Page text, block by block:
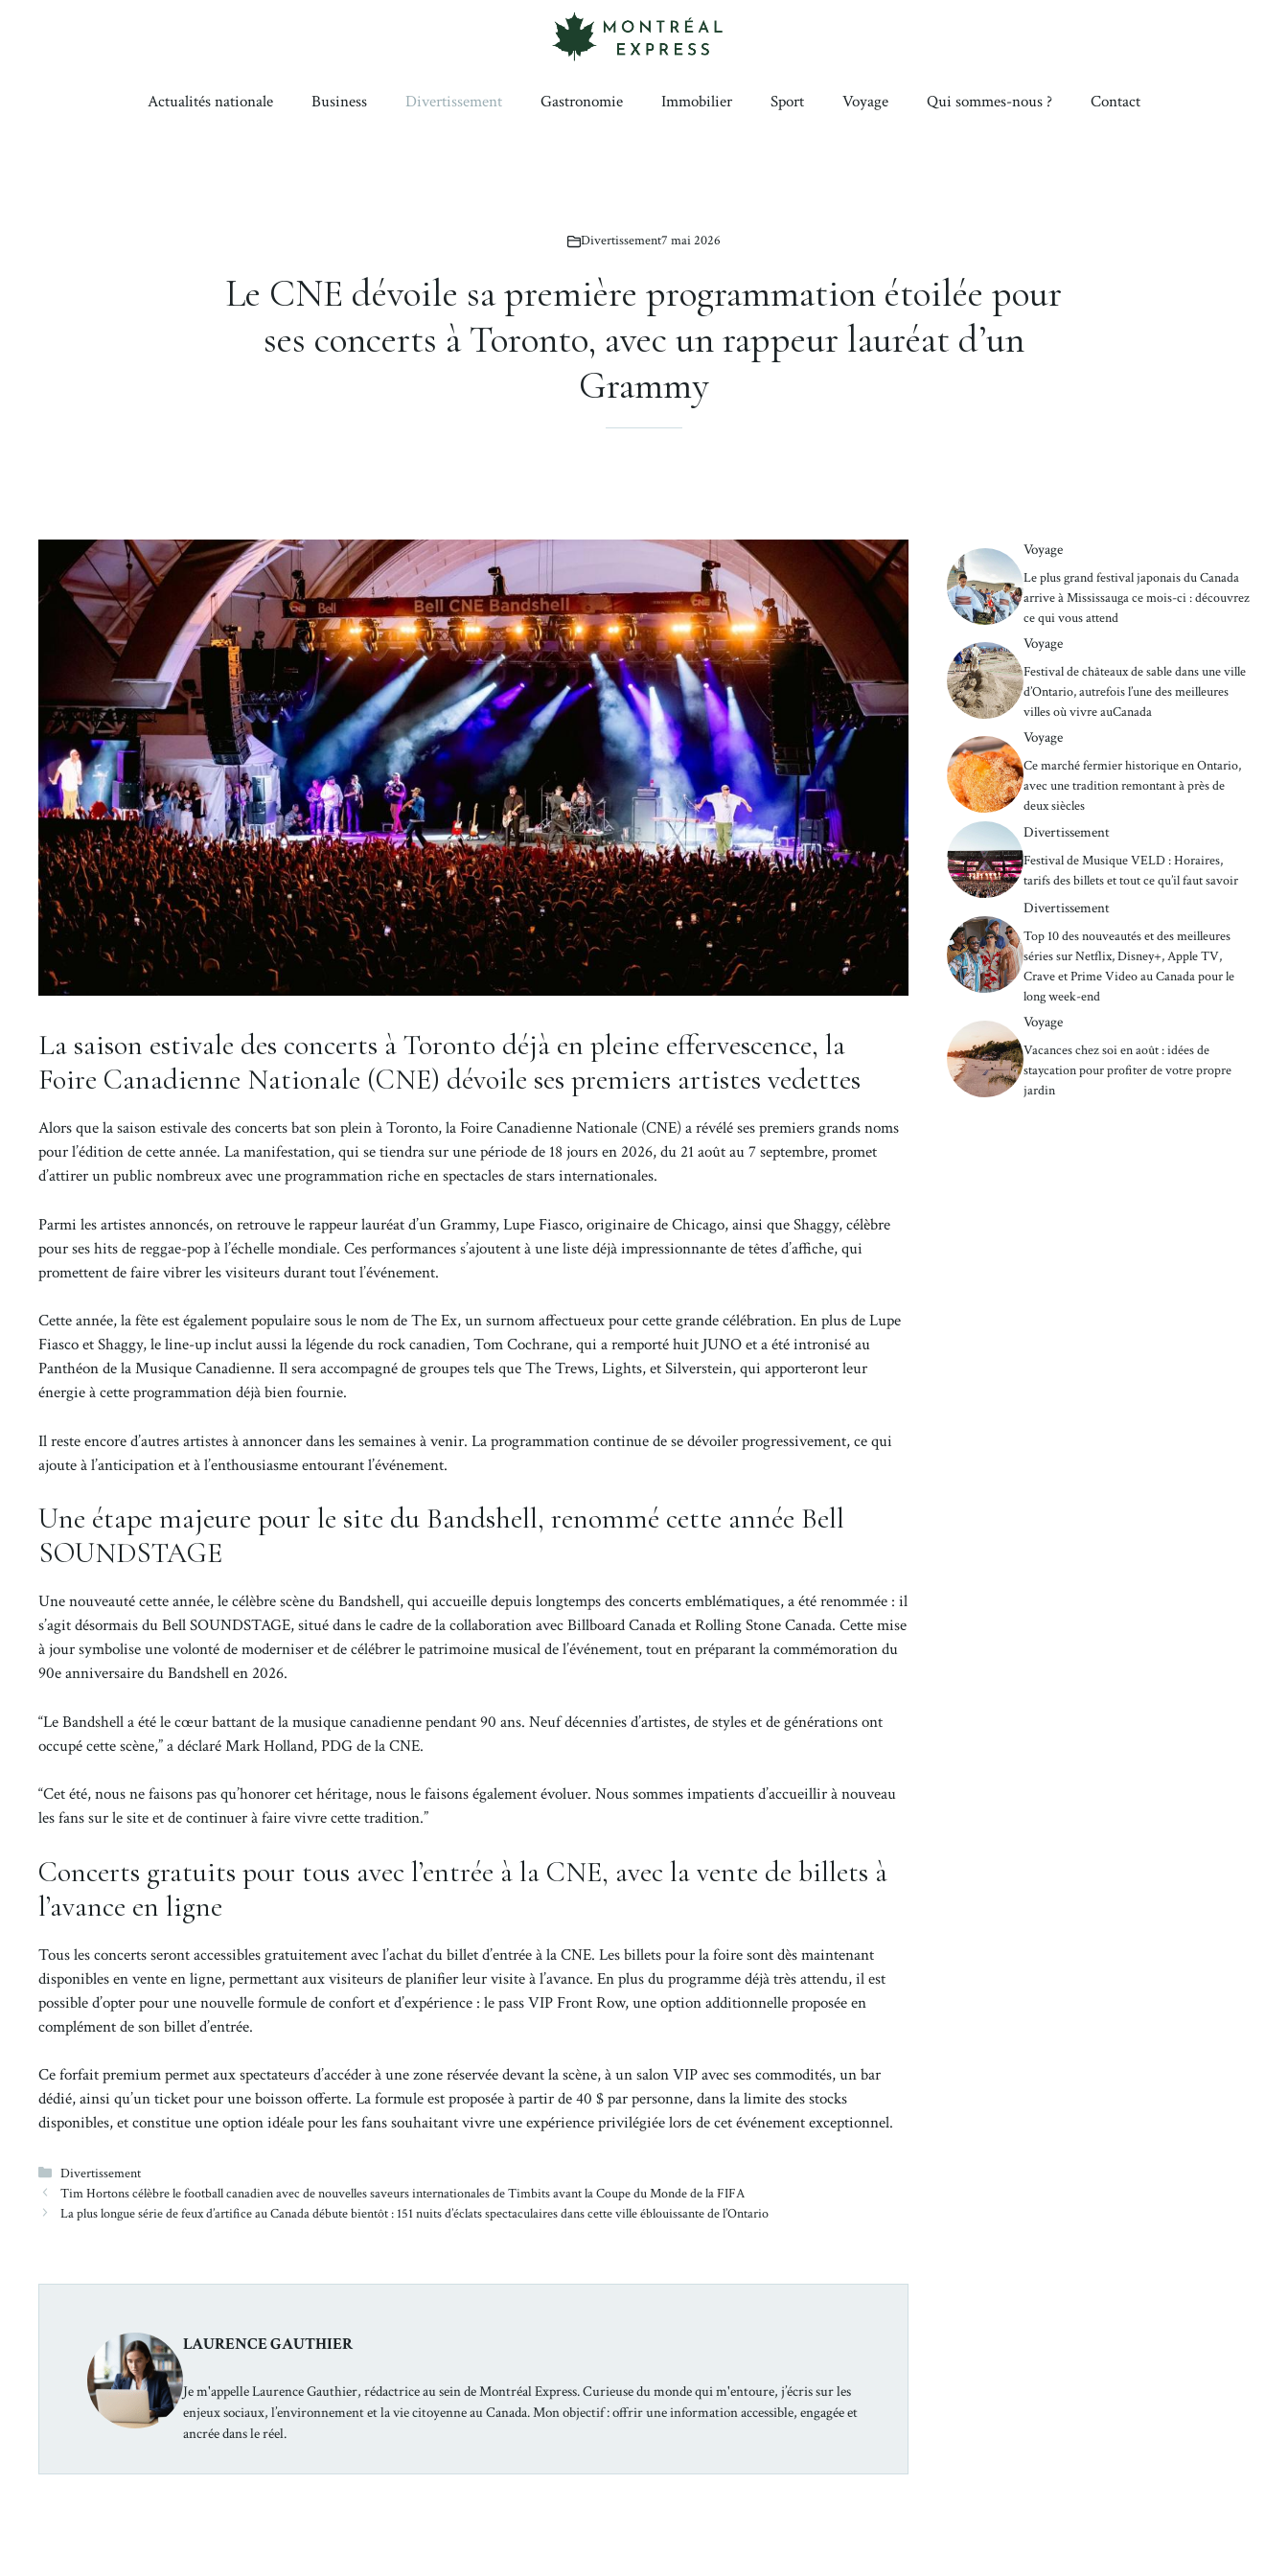
Actualités nationale Business Divertissement Gastronomie Immobilier Sport Voyage Qui sommes-nous ? Contact
Divertissement7 mai 2026
Le CNE dévoile sa première programmation étoilée pour
ses concerts à Toronto, avec un rappeur lauréat d’un
Grammy
La saison estivale des concerts à Toronto déjà en pleine effervescence, la
Foire Canadienne Nationale (CNE) dévoile ses premiers artistes vedettes
Alors que la saison estivale des concerts bat son plein à Toronto, la Foire Canadienne Nationale (CNE) a révélé ses premiers grands noms
pour l’édition de cette année. La manifestation, qui se tiendra sur une période de 18 jours en 2026, du 21 août au 7 septembre, promet
d’attirer un public nombreux avec une programmation riche en spectacles de stars internationales.
Parmi les artistes annoncés, on retrouve le rappeur lauréat d’un Grammy, Lupe Fiasco, originaire de Chicago, ainsi que Shaggy, célèbre
pour ses hits de reggae-pop à l’échelle mondiale. Ces performances s’ajoutent à une liste déjà impressionnante de têtes d’affiche, qui
promettent de faire vibrer les visiteurs durant tout l’événement.
Cette année, la fête est également populaire sous le nom de The Ex, un surnom affectueux pour cette grande célébration. En plus de Lupe
Fiasco et Shaggy, le line-up inclut aussi la légende du rock canadien, Tom Cochrane, qui a remporté huit JUNO et a été intronisé au
Panthéon de la Musique Canadienne. Il sera accompagné de groupes tels que The Trews, Lights, et Silverstein, qui apporteront leur
énergie à cette programmation déjà bien fournie.
Il reste encore d’autres artistes à annoncer dans les semaines à venir. La programmation continue de se dévoiler progressivement, ce qui
ajoute à l’anticipation et à l’enthousiasme entourant l’événement.
Une étape majeure pour le site du Bandshell, renommé cette année Bell
SOUNDSTAGE
Une nouveauté cette année, le célèbre scène du Bandshell, qui accueille depuis longtemps des concerts emblématiques, a été renommée : il
s’agit désormais du Bell SOUNDSTAGE, situé dans le cadre de la collaboration avec Billboard Canada et Rolling Stone Canada. Cette mise
à jour symbolise une volonté de moderniser et de célébrer le patrimoine musical de l’événement, tout en préparant la commémoration du
90e anniversaire du Bandshell en 2026.
“Le Bandshell a été le cœur battant de la musique canadienne pendant 90 ans. Neuf décennies d’artistes, de styles et de générations ont
occupé cette scène,” a déclaré Mark Holland, PDG de la CNE.
“Cet été, nous ne faisons pas qu’honorer cet héritage, nous le faisons également évoluer. Nous sommes impatients d’accueillir à nouveau
les fans sur le site et de continuer à faire vivre cette tradition.”
Concerts gratuits pour tous avec l’entrée à la CNE, avec la vente de billets à
l’avance en ligne
Tous les concerts seront accessibles gratuitement avec l’achat du billet d’entrée à la CNE. Les billets pour la foire sont dès maintenant
disponibles en vente en ligne, permettant aux visiteurs de planifier leur visite à l’avance. En plus du programme déjà très attendu, il est
possible d’opter pour une nouvelle formule de confort et d’expérience : le pass VIP Front Row, une option additionnelle proposée en
complément de son billet d’entrée.
Ce forfait premium permet aux spectateurs d’accéder à une zone réservée devant la scène, à un salon VIP avec ses commodités, un bar
dédié, ainsi qu’un ticket pour une boisson offerte. La formule est proposée à partir de 40 $ par personne, dans la limite des stocks
disponibles, et constitue une option idéale pour les fans souhaitant vivre une expérience privilégiée lors de cet événement exceptionnel.
Catégories
Divertissement
Tim Hortons célèbre le football canadien avec de nouvelles saveurs internationales de Timbits avant la Coupe du Monde de la FIFA
La plus longue série de feux d’artifice au Canada débute bientôt : 151 nuits d’éclats spectaculaires dans cette ville éblouissante de l’Ontario
LAURENCE GAUTHIER
Je m'appelle Laurence Gauthier, rédactrice au sein de Montréal Express. Curieuse du monde qui m'entoure, j’écris sur les
enjeux sociaux, l’environnement et la vie citoyenne au Canada. Mon objectif : offrir une information accessible, engagée et
ancrée dans le réel.
Voyage
Le plus grand festival japonais du Canada
arrive à Mississauga ce mois-ci : découvrez
ce qui vous attend
Voyage
Festival de châteaux de sable dans une ville
d’Ontario, autrefois l’une des meilleures
villes où vivre auCanada
Voyage
Ce marché fermier historique en Ontario,
avec une tradition remontant à près de
deux siècles
Divertissement
Festival de Musique VELD : Horaires,
tarifs des billets et tout ce qu’il faut savoir
Divertissement
Top 10 des nouveautés et des meilleures
séries sur Netflix, Disney+, Apple TV,
Crave et Prime Video au Canada pour le
long week-end
Voyage
Vacances chez soi en août : idées de
staycation pour profiter de votre propre
jardin